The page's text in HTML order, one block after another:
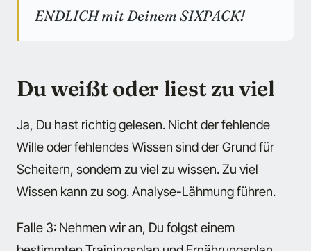
ENDLICH mit Deinem SIXPACK!
Du weißt oder liest zu viel
Ja, Du hast richtig gelesen. Nicht der fehlende
Wille oder fehlendes Wissen sind der Grund für
Scheitern, sondern zu viel zu wissen. Zu viel
Wissen kann zu sog. Analyse-Lähmung führen.
Falle 3: Nehmen wir an, Du folgst einem